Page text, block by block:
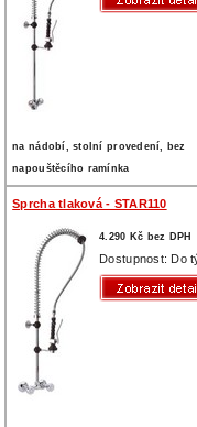
na nádobí, stolní provedení, bez
napouštěcího ramínka
Sprcha tlaková - STAR110
4.290 Kč bez DPH
Dostupnost: Do